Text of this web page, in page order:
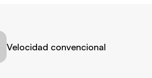
Velocidad convencional